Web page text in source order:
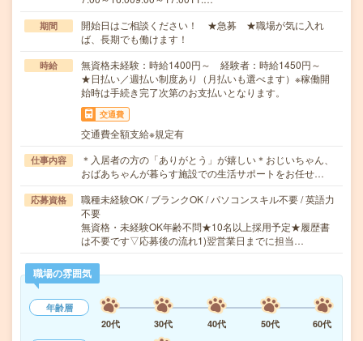
期間
開始日はご相談ください！ ★急募 ★職場が気に入れ
ば、長期でも働けます！
時給
無資格未経験：時給1400円～ 経験者：時給1450円～
★日払い／週払い制度あり（月払いも選べます）※稼働開
始時は手続き完了次第のお支払いとなります。
交通費
交通費全額支給※規定有
仕事内容
＊入居者の方の「ありがとう」が嬉しい＊おじいちゃん、
おばあちゃんが暮らす施設での生活サポートをお任せ…
応募資格
職種未経験OK / ブランクOK / パソコンスキル不要 / 英語力
不要
無資格・未経験OK年齢不問★10名以上採用予定★履歴書
は不要です▽応募後の流れ1)翌営業日までに担当…
職場の雰囲気
年齢層
20代
30代 40代 50代
60代